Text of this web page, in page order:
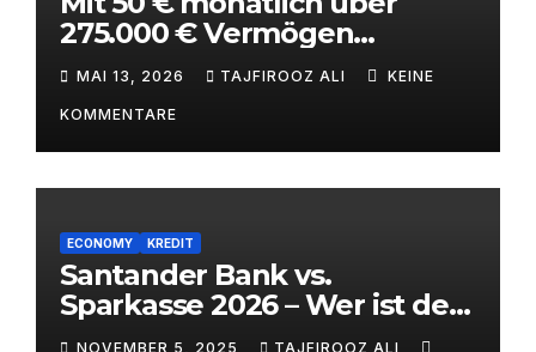
275.000 € Vermögen
aufbauen – ETF-
Kinderstrategie mit
Steuervorteilen 2026
MAI 13, 2026 TAJFIROOZ ALI KEINE
KOMMENTARE
ECONOMY KREDIT
Santander Bank vs.
Sparkasse 2026 – Wer ist der
bessere Bankpartner? |
NOVEMBER 5, 2025 TAJFIROOZ ALI